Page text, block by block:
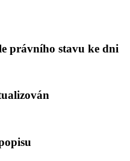
právního stavu ke dni